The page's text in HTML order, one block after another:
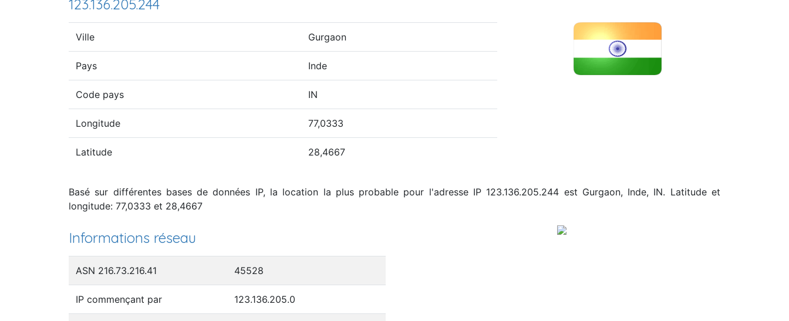
123.136.205.244
Ville Gurgaon
Pays Inde
Code pays IN
Longitude 77,0333
Latitude 28,4667
Basé sur différentes bases de données IP, la location la plus probable pour l'adresse IP 123.136.205.244 est Gurgaon, Inde, IN. Latitude et
longitude: 77,0333 et 28,4667
Informations réseau
ASN 216.73.216.41 45528
IP commençant par 123.136.205.0